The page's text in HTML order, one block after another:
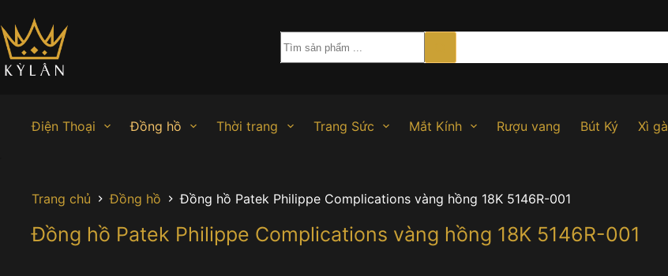
đến
phần
nội
dung
Điện Thoại Đồng hồ Thời trang Trang Sức Mắt Kính Rượu vang Bút Ký Xì gà
Trang chủ Đồng hồ Đồng hồ Patek Philippe Complications vàng hồng 18K 5146R-001
Đồng hồ Patek Philippe Complications vàng hồng 18K 5146R-001